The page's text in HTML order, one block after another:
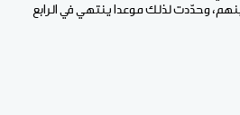
وحدّدت لذلك موعدا ينتهي في الرابع